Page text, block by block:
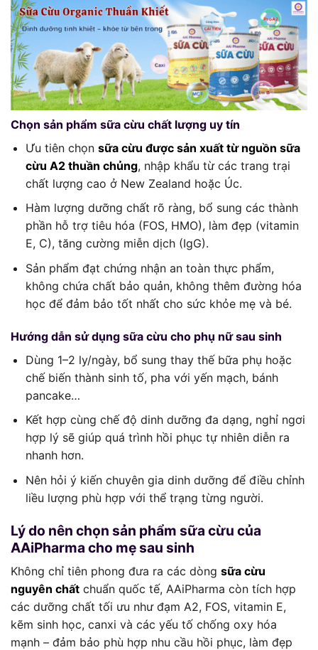
Chọn sản phẩm sữa cừu chất lượng uy tín
Ưu tiên chọn sữa cừu được sản xuất từ nguồn sữa
cừu A2 thuần chủng, nhập khẩu từ các trang trại
chất lượng cao ở New Zealand hoặc Úc.
Hàm lượng dưỡng chất rõ ràng, bổ sung các thành
phần hỗ trợ tiêu hóa (FOS, HMO), làm đẹp (vitamin
E, C), tăng cường miễn dịch (IgG).
Sản phẩm đạt chứng nhận an toàn thực phẩm,
không chứa chất bảo quản, không thêm đường hóa
học để đảm bảo tốt nhất cho sức khỏe mẹ và bé.
Hướng dẫn sử dụng sữa cừu cho phụ nữ sau sinh
Dùng 1–2 ly/ngày, bổ sung thay thế bữa phụ hoặc
chế biến thành sinh tố, pha với yến mạch, bánh
pancake…
Kết hợp cùng chế độ dinh dưỡng đa dạng, nghỉ ngơi
hợp lý sẽ giúp quá trình hồi phục tự nhiên diễn ra
nhanh hơn.
Nên hỏi ý kiến chuyên gia dinh dưỡng để điều chỉnh
liều lượng phù hợp với thể trạng từng người.
Lý do nên chọn sản phẩm sữa cừu của
AAiPharma cho mẹ sau sinh
Không chỉ tiên phong đưa ra các dòng sữa cừu
nguyên chất chuẩn quốc tế, AAiPharma còn tích hợp
các dưỡng chất tối ưu như đạm A2, FOS, vitamin E,
kẽm sinh học, canxi và các yếu tố chống oxy hóa
mạnh – đảm bảo phù hợp nhu cầu hồi phục, làm đẹp